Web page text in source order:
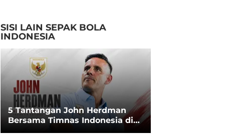
SISI LAIN SEPAK BOLA
INDONESIA
5 Tantangan John Herdman
Bersama Timnas Indonesia di